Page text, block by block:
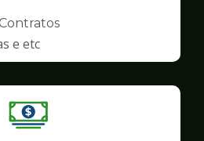
pagina
de
Finanças
e etc
Ilustração